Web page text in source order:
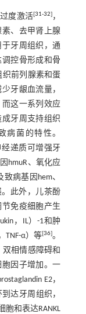
度激活[31-32] ，
、去甲肾上腺
牙周组织，通
控骨形成和骨
前列腺素和蛋
牙龈血流量，
这一系列效应
牙周支持组织
病菌的特性。
递质可增强牙
hmuR、氧化应
致病基因hem、
。此外，儿茶酚
免疫细胞产生
，IL）-1和肿
TNF-α）等[36]。
相情感障碍和
因子增加。一
E2，
达牙周组织，
和表达RANKL